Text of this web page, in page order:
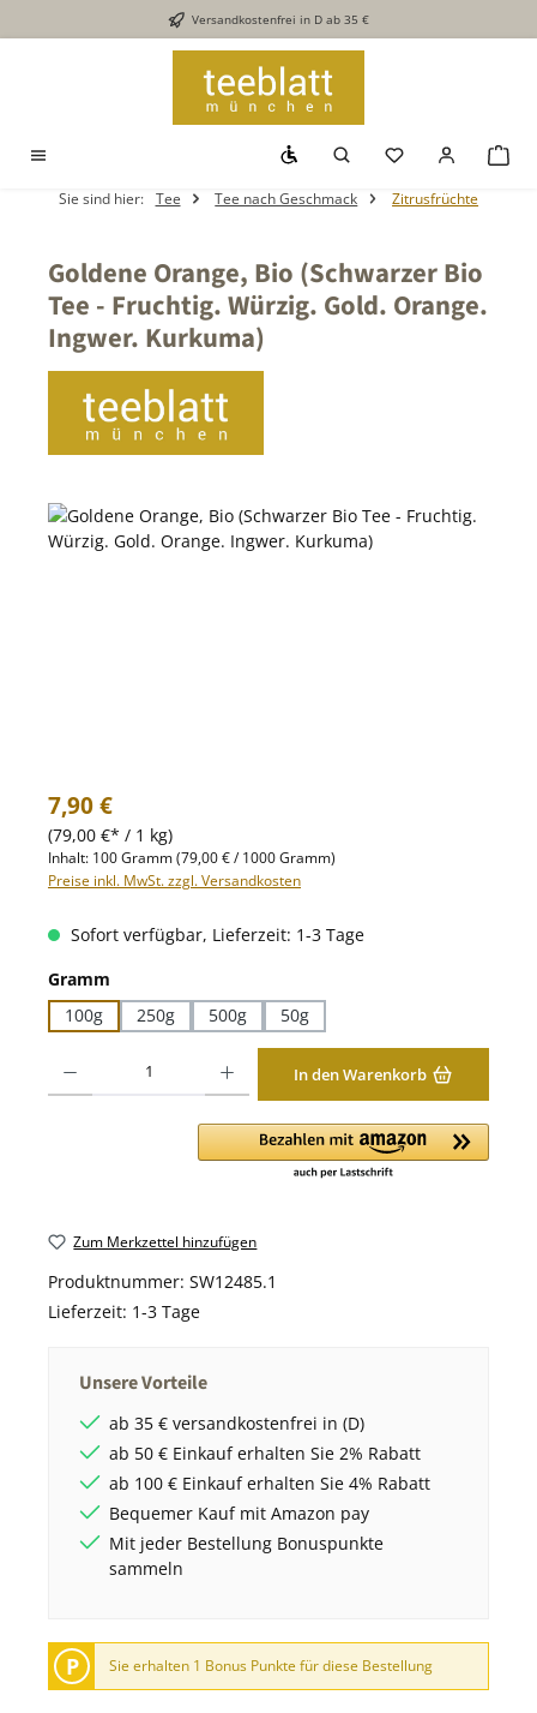
Zum Hauptinhalt springenVersandkostenfrei in D ab 35 €
Werkzeugleiste anzeigen
Du hast 0
Sie sind hier: Tee Tee nach Geschmack Zitrusfrüchte
Goldene Orange, Bio (Schwarzer Bio
Tee - Fruchtig. Würzig. Gold. Orange.
Ingwer. Kurkuma)
Bildergalerie überspringen
Regulärer Preis:
7,90 €
(79,00 €* / 1 kg)
Inhalt: 100 Gramm(79,00 € / 1000 Gramm)
Preise inkl. MwSt. zzgl. Versandkosten
Sofort verfügbar, Lieferzeit: 1-3 Tage
Gramm
100g
250g 500g 50g
In den Warenkorb
Zum Merkzettel hinzufügen
Produktnummer: SW12485.1
Lieferzeit: 1-3 Tage
Unsere Vorteile
ab 35 € versandkostenfrei in (D)
ab 50 € Einkauf erhalten Sie 2% Rabatt
ab 100 € Einkauf erhalten Sie 4% Rabatt
Bequemer Kauf mit Amazon pay
Mit jeder Bestellung Bonuspunkte
sammeln
P Sie erhalten 1 Bonus Punkte für diese Bestellung